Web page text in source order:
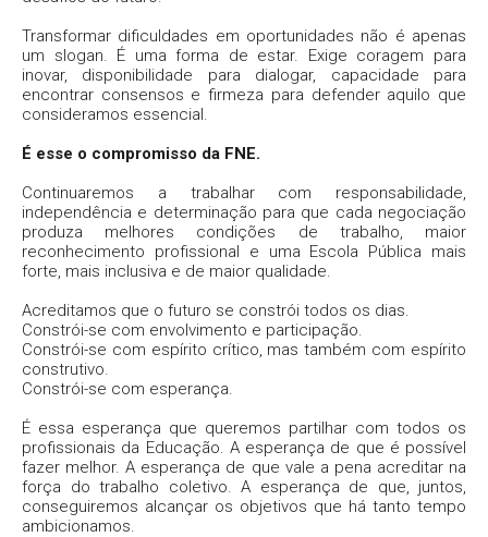
Transformar dificuldades em oportunidades não é apenas
um slogan. É uma forma de estar. Exige coragem para
inovar, disponibilidade para dialogar, capacidade para
encontrar consensos e firmeza para defender aquilo que
consideramos essencial.
É esse o compromisso da FNE.
Continuaremos a trabalhar com responsabilidade,
independência e determinação para que cada negociação
produza melhores condições de trabalho, maior
reconhecimento profissional e uma Escola Pública mais
forte, mais inclusiva e de maior qualidade.
Acreditamos que o futuro se constrói todos os dias.
Constrói-se com envolvimento e participação.
Constrói-se com espírito crítico, mas também com espírito
construtivo.
Constrói-se com esperança.
É essa esperança que queremos partilhar com todos os
profissionais da Educação. A esperança de que é possível
fazer melhor. A esperança de que vale a pena acreditar na
força do trabalho coletivo. A esperança de que, juntos,
conseguiremos alcançar os objetivos que há tanto tempo
ambicionamos.